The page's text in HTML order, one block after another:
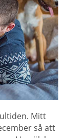
Mitt
så att